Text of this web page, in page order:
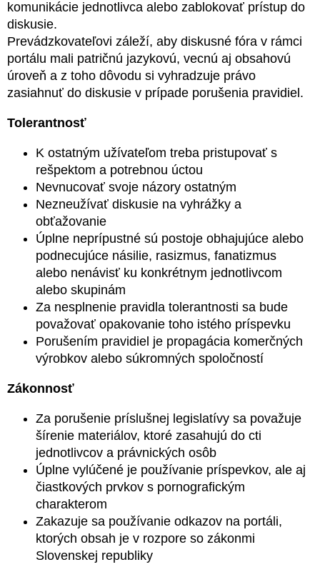
komunikácie jednotlivca alebo zablokovať prístup do
diskusie.
Prevádzkovateľovi záleží, aby diskusné fóra v rámci
portálu mali patričnú jazykovú, vecnú aj obsahovú
úroveň a z toho dôvodu si vyhradzuje právo
zasiahnuť do diskusie v prípade porušenia pravidiel.
Tolerantnosť
K ostatným užívateľom treba pristupovať s
rešpektom a potrebnou úctou
Nevnucovať svoje názory ostatným
Nezneužívať diskusie na vyhrážky a
obťažovanie
Úplne neprípustné sú postoje obhajujúce alebo
podnecujúce násilie, rasizmus, fanatizmus
alebo nenávisť ku konkrétnym jednotlivcom
alebo skupinám
Za nesplnenie pravidla tolerantnosti sa bude
považovať opakovanie toho istého príspevku
Porušením pravidiel je propagácia komerčných
výrobkov alebo súkromných spoločností
Zákonnosť
Za porušenie príslušnej legislatívy sa považuje
šírenie materiálov, ktoré zasahujú do cti
jednotlivcov a právnických osôb
Úplne vylúčené je používanie príspevkov, ale aj
čiastkových prvkov s pornografickým
charakterom
Zakazuje sa používanie odkazov na portáli,
ktorých obsah je v rozpore so zákonmi
Slovenskej republiky